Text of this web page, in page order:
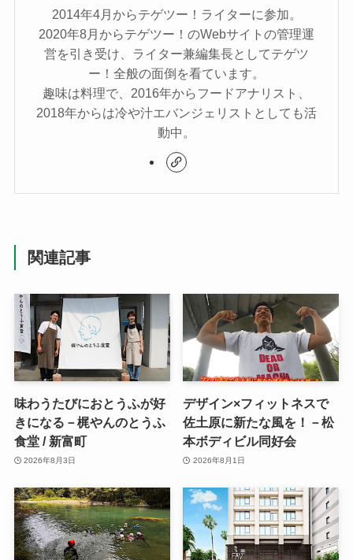
2014年4月からテゲツー！ライターに参加。
2020年8月からテゲツー！のWebサイトの管理運
営を引き受け、ライター兼編集長としてテゲツ
ー！全般の面倒を看ています。
趣味は料理で、2016年からフードアナリスト、
2018年からは冷や汁エバンジェリストとしても活
動中。
関連記事
味わうたびにおとうふが好
きになる－梶やんのとうふ
食堂 / 新富町
2026年8月3日
デザイン×フィットネスで
佐土原に新たな風を！－松
本ボディビル同好会
2026年8月1日